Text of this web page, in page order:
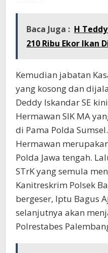
Baca Juga : H
210 Ribu Ekor Ikan
Kemudian jabatan
yang kosong dan
Deddy Iskandar SE
Hermawan SIK MA
di Pama Polda
Hermawan
Polda Jawa tengah.
STrK yang semula
Kanitreskrim Polsek
bergeser, Iptu Bagus
selanjutnya akan
Polrestabes